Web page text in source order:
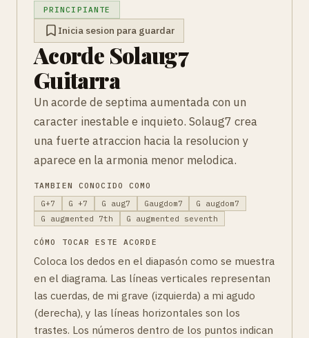
PRINCIPIANTE
Inicia sesion para guardar
Acorde Solaug7
Guitarra
Un acorde de septima aumentada con un
caracter inestable e inquieto. Solaug7 crea
una fuerte atraccion hacia la resolucion y
aparece en la armonia menor melodica.
TAMBIEN CONOCIDO COMO
G+7
G +7 G aug7 Gaugdom7
G augdom7
G augmented 7th
G augmented seventh
CÓMO TOCAR ESTE ACORDE
Coloca los dedos en el diapasón como se muestra
en el diagrama. Las líneas verticales representan
las cuerdas, de mi grave (izquierda) a mi agudo
(derecha), y las líneas horizontales son los
trastes. Los números dentro de los puntos indican